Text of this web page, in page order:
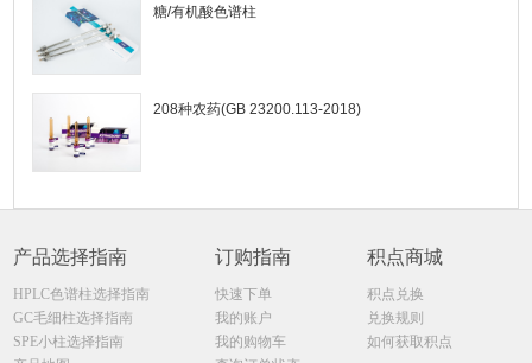
糖/有机酸色谱柱
208种农药(GB 23200.113-2018)
产品选择指南
HPLC色谱柱选择指南
GC毛细柱选择指南
SPE小柱选择指南
订购指南
快速下单
我的账户
我的购物车
积点商城
积点兑换
兑换规则
如何获取积点